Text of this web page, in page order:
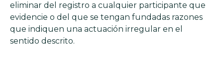
eliminar del registro a cualquier participante que
evidencie o del que se tengan fundadas razones
que indiquen una actuación irregular en el
sentido descrito.